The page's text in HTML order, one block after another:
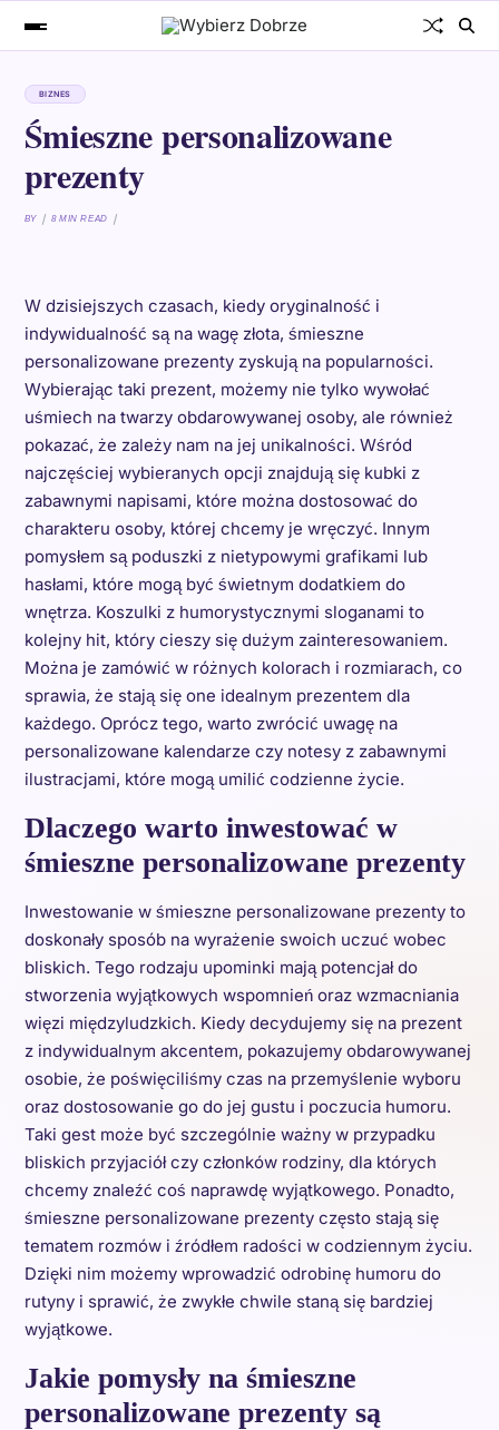
BIZNES
Śmieszne personalizowane
prezenty
BY 8 MIN READ
W dzisiejszych czasach, kiedy oryginalność i
indywidualność są na wagę złota, śmieszne
personalizowane prezenty zyskują na popularności.
Wybierając taki prezent, możemy nie tylko wywołać
uśmiech na twarzy obdarowywanej osoby, ale również
pokazać, że zależy nam na jej unikalności. Wśród
najczęściej wybieranych opcji znajdują się kubki z
zabawnymi napisami, które można dostosować do
charakteru osoby, której chcemy je wręczyć. Innym
pomysłem są poduszki z nietypowymi grafikami lub
hasłami, które mogą być świetnym dodatkiem do
wnętrza. Koszulki z humorystycznymi sloganami to
kolejny hit, który cieszy się dużym zainteresowaniem.
Można je zamówić w różnych kolorach i rozmiarach, co
sprawia, że stają się one idealnym prezentem dla
każdego. Oprócz tego, warto zwrócić uwagę na
personalizowane kalendarze czy notesy z zabawnymi
ilustracjami, które mogą umilić codzienne życie.
Dlaczego warto inwestować w
śmieszne personalizowane prezenty
Inwestowanie w śmieszne personalizowane prezenty to
doskonały sposób na wyrażenie swoich uczuć wobec
bliskich. Tego rodzaju upominki mają potencjał do
stworzenia wyjątkowych wspomnień oraz wzmacniania
więzi międzyludzkich. Kiedy decydujemy się na prezent
z indywidualnym akcentem, pokazujemy obdarowywanej
osobie, że poświęciliśmy czas na przemyślenie wyboru
oraz dostosowanie go do jej gustu i poczucia humoru.
Taki gest może być szczególnie ważny w przypadku
bliskich przyjaciół czy członków rodziny, dla których
chcemy znaleźć coś naprawdę wyjątkowego. Ponadto,
śmieszne personalizowane prezenty często stają się
tematem rozmów i źródłem radości w codziennym życiu.
Dzięki nim możemy wprowadzić odrobinę humoru do
rutyny i sprawić, że zwykłe chwile staną się bardziej
wyjątkowe.
Jakie pomysły na śmieszne
personalizowane prezenty są